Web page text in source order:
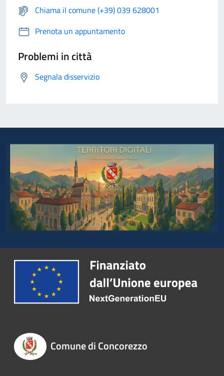
Chiama il comune (+39) 039 628001
Prenota un appuntamento
Problemi in città
Segnala disservizio
Comune di Concorezzo